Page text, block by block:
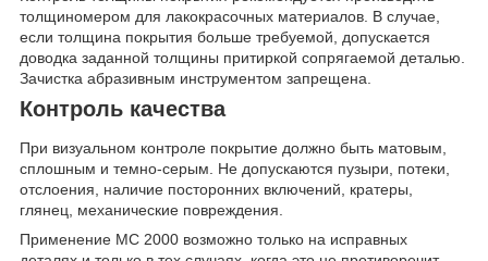
толщиномером для лакокрасочных материалов. В случае,
если толщина покрытия больше требуемой, допускается
доводка заданной толщины притиркой сопрягаемой деталью.
Зачистка абразивным инструментом запрещена.
Контроль качества
При визуальном контроле покрытие должно быть матовым,
сплошным и темно-серым. Не допускаются пузыри, потеки,
отслоения, наличие посторонних включений, кратеры,
глянец, механические повреждения.
Применение МС 2000 возможно только на исправных